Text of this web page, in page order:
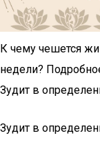
К чему чешется
недели?
Зудит в
Зудит в